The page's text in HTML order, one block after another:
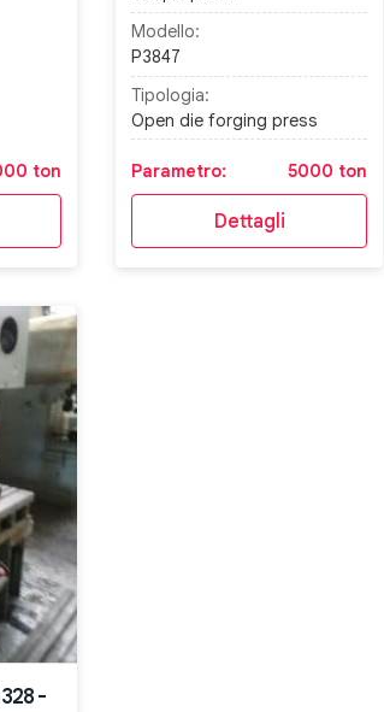
ton
Modello:
P3847
Tipologia:
Open die forging press
Parametro: 5000 ton
Dettagli
-